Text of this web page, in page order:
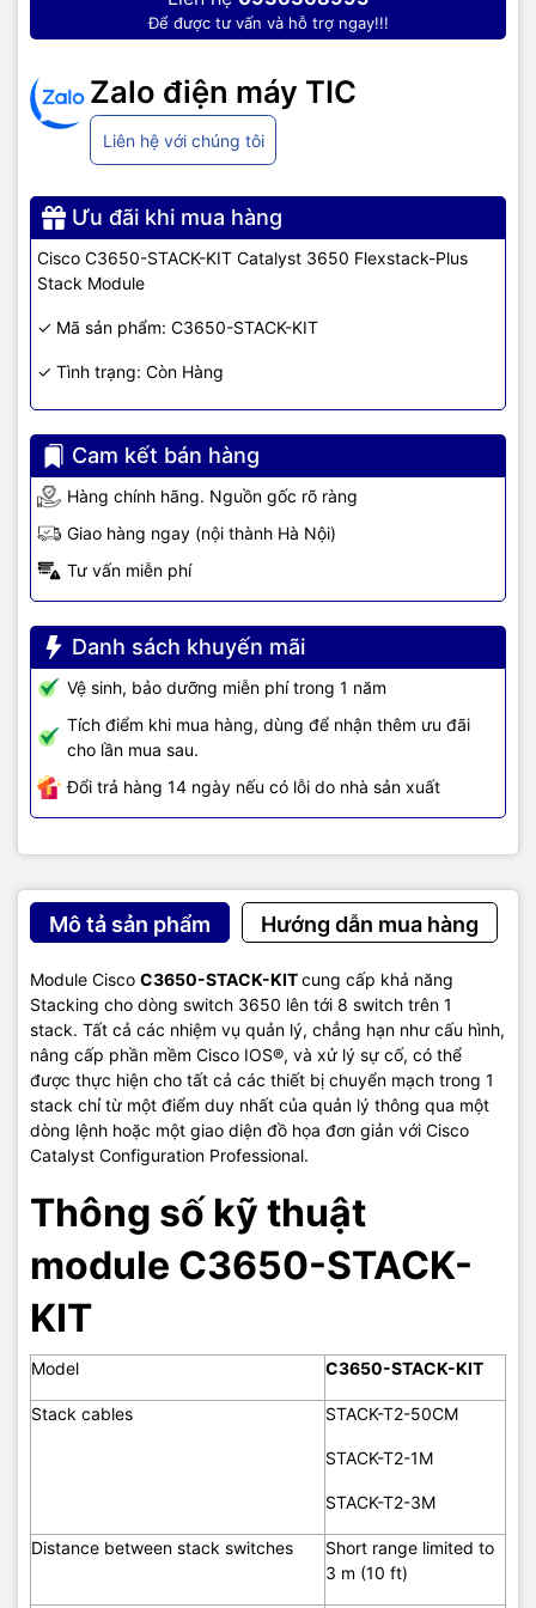
Để được tư vấn và hỗ trợ ngay!!!
Zalo điện máy TIC
Liên hệ với chúng tôi
Ưu đãi khi mua hàng
Cisco C3650-STACK-KIT Catalyst 3650 Flexstack-Plus
Stack Module
✓ Mã sản phẩm: C3650-STACK-KIT
✓ Tình trạng: Còn Hàng
Cam kết bán hàng
Hàng chính hãng. Nguồn gốc rõ ràng
Giao hàng ngay (nội thành Hà Nội)
Tư vấn miễn phí
Danh sách khuyến mãi
Vệ sinh, bảo dưỡng miễn phí trong 1 năm
Tích điểm khi mua hàng, dùng để nhận thêm ưu đãi
cho lần mua sau.
Đổi trả hàng 14 ngày nếu có lỗi do nhà sản xuất
Mô tả sản phẩm Hướng dẫn mua hàng
Module Cisco C3650-STACK-KITcung cấp khả năng
Stacking cho dòng switch 3650 lên tới 8 switch trên 1
stack. Tất cả các nhiệm vụ quản lý, chẳng hạn như cấu hình,
nâng cấp phần mềm Cisco IOS®, và xử lý sự cố, có thể
được thực hiện cho tất cả các thiết bị chuyển mạch trong 1
stack chỉ từ một điểm duy nhất của quản lý thông qua một
dòng lệnh hoặc một giao diện đồ họa đơn giản với Cisco
Catalyst Configuration Professional.
Thông số kỹ thuật
module C3650-STACK-
KIT
Model C3650-STACK-KIT
Stack cables STACK-T2-50CM
STACK-T2-1M
STACK-T2-3M
Distance between stack switches
Short range limited to
3 m (10 ft)